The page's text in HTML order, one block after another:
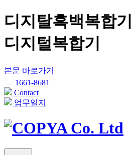
디지탈흑백복합
디지털복합기
본문 바로가기
1661-8681
Contact
업무일지